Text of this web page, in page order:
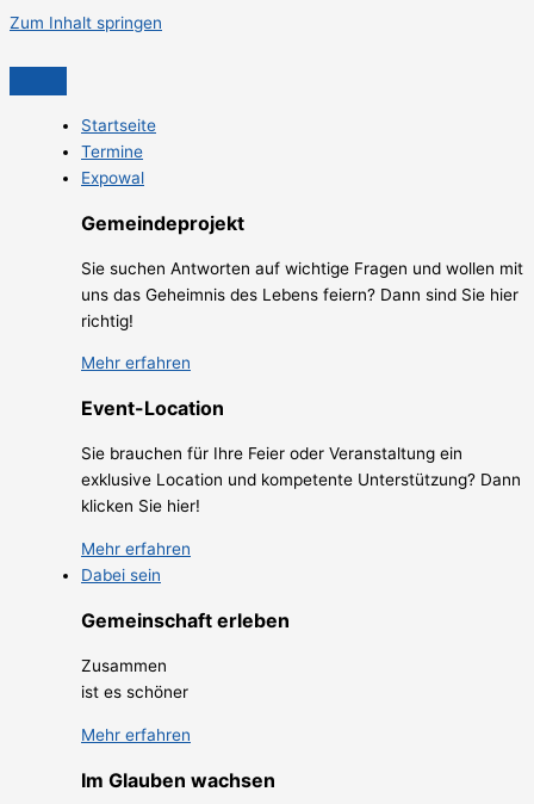
Zum Inhalt springen
Startseite
Termine
Expowal
Gemeindeprojekt
Sie suchen Antworten auf wichtige Fragen und wollen mit
uns das Geheimnis des Lebens feiern? Dann sind Sie hier
richtig!
Mehr erfahren
Event-Location
Sie brauchen für Ihre Feier oder Veranstaltung ein
exklusive Location und kompetente Unterstützung? Dann
klicken Sie hier!
Mehr erfahren
Dabei sein
Gemeinschaft erleben
Zusammen
ist es schöner
Mehr erfahren
Im Glauben wachsen